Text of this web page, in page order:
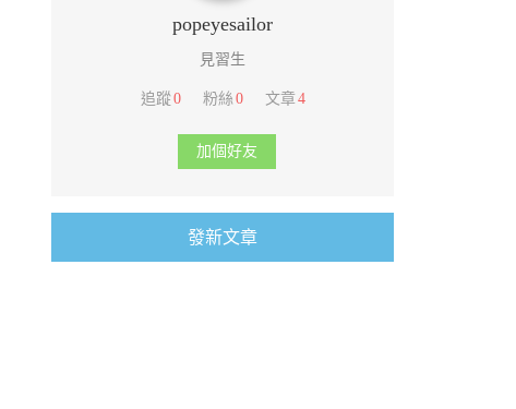
popeyesailor
見習生
追蹤0 粉絲 0 文章4
加個好友
發新文章